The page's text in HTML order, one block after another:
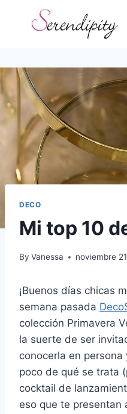
DECO
Mi top 10
By Vanessa noviembre
¡Buenos días chicas
semana pasada
colección Primavera
la suerte de ser
conocerla en
poco de qué se trata
cocktail de
eso que te presentan